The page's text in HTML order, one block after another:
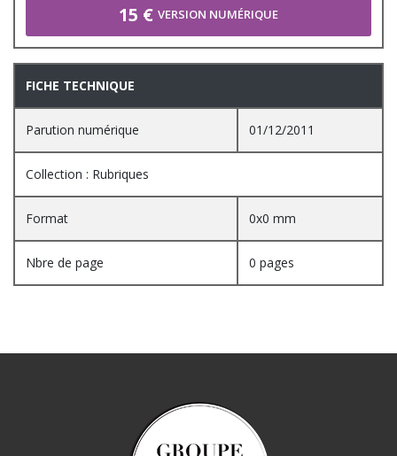
15 € VERSION NUMÉRIQUE
FICHE TECHNIQUE
Parution numérique 01/12/2011
Collection : Rubriques
Format 0x0 mm
Nbre de page 0 pages